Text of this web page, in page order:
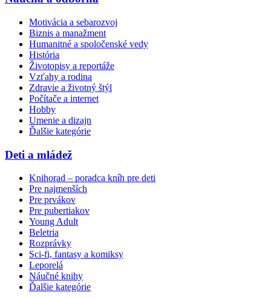
Motivácia a sebarozvoj
Biznis a manažment
Humanitné a spoločenské vedy
História
Životopisy a reportáže
Vzťahy a rodina
Zdravie a životný štýl
Počítače a internet
Hobby
Umenie a dizajn
Ďalšie kategórie
Deti a mládež
Knihorad – poradca kníh pre deti
Pre najmenších
Pre prvákov
Pre pubertiakov
Young Adult
Beletria
Rozprávky
Sci-fi, fantasy a komiksy
Leporelá
Náučné knihy
Ďalšie kategórie